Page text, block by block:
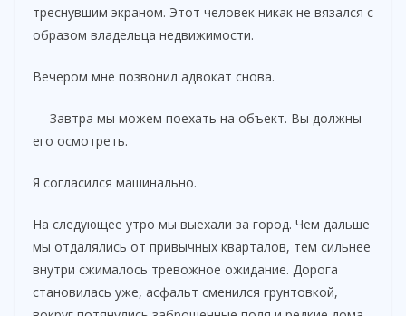
треснувшим экраном. Этот человек никак не вязался с
образом владельца недвижимости.
Вечером мне позвонил адвокат снова.
— Завтра мы можем поехать на объект. Вы должны
его осмотреть.
Я согласился машинально.
На следующее утро мы выехали за город. Чем дальше
мы отдалялись от привычных кварталов, тем сильнее
внутри сжималось тревожное ожидание. Дорога
становилась уже, асфальт сменился грунтовкой,